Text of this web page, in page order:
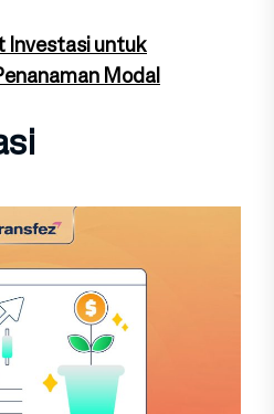
Investasi untuk
Modal